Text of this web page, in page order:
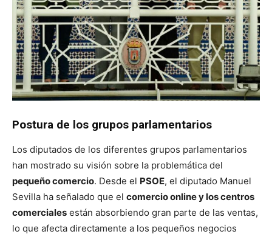
Postura de los grupos parlamentarios
Los diputados de los diferentes grupos parlamentarios
han mostrado su visión sobre la problemática del
pequeño comercio. Desde el PSOE, el diputado Manuel
Sevilla ha señalado que el comercio online y los centros
comerciales están absorbiendo gran parte de las ventas,
lo que afecta directamente a los pequeños negocios